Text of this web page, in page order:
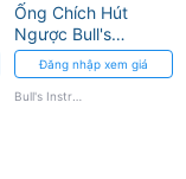
Ống Chích Hút
Ngược Bull's
Instrumed - Thiết Kế
Inox
Đăng nhập xem giá
Bull's Instrumed